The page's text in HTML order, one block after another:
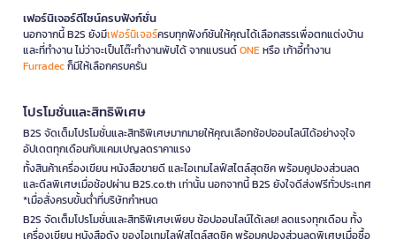
เฟอร์นิเจอร์ดีไซน์ครบฟังก์ชั่น
นอกจากนี้ B2S ยังมีเฟอร์นิเจอร์ครบทุกฟังก์ชันให้คุณได้เลือกสรรเพื่อตกแต่งบ้าน
และที่ทำงาน ไม่ว่าจะเป็นโต๊ะทำงานพับได้ จากแบรนด์ONEหรือ เก้าอี้ทำงาน
Furradecก็มีให้เลือกครบครัน
โปรโมชั่นและสิทธิพิเศษ
B2S จัดเต็มโปรโมชั่นและสิทธิพิเศษมากมายให้คุณเลือกช้อปออนไลน์ได้อย่างจุใจ
อัปเดตทุกเดือนกับแคมเปญลดราคาแรง
ทั้งสินค้าเครื่องเขียน หนังสือขายดี และไอเทมไลฟ์สไตล์สุดชิค พร้อมคูปองส่วนลด
และดีลพิเศษเมื่อช้อปผ่าน B2S.co.th เท่านั้น นอกจากนี้ B2S ยังใจดีส่งฟรีทั่วประเทศ
*เมื่อสั่งครบขั้นต่ำที่บริษัทกำหนด
B2S จัดเต็มโปรโมชั่นและสิทธิพิเศษเพียบ ช้อปออนไลน์ได้เลย! ลดแรงทุกเดือน ทั้ง
เครื่องเขียน หนังสือดัง ของไอเทมไลฟ์สไตล์สุดชิค พร้อมคูปองส่วนลดพิเศษเมื่อซื้อ